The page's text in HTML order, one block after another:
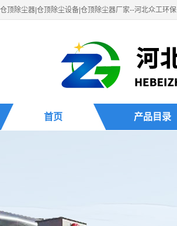
仓顶除尘器|仓顶除尘设备|仓顶除尘器厂家--河北众工环保
首页 产品目录